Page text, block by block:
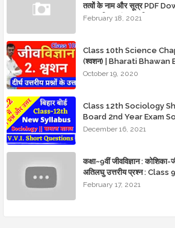
तत्वों के नाम और सूत्र PDF
व्यावसायिक एवं रासायनिक नाम
February 18, 2021
Class 10th Science
(श्वशन) | Bharati
Question with Answer
October 19, 2020
Class 12th Sociology
Board 2nd Year Exam
BSEB Exam Class XII
December 16, 2021
कक्षा~9वीं जीवविज्ञान :
अतिलघु उत्तरीय प्रश्न :
Biology : Basic unit of
February 17, 2021